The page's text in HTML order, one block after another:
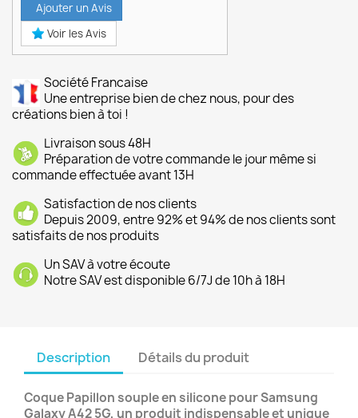
Ajouter un Avis
Voir les Avis
Société Francaise
Une entreprise bien de chez nous, pour des
créations bien à toi !
Livraison sous 48H
Préparation de votre commande le jour même si
commande effectuée avant 13H
Satisfaction de nos clients
Depuis 2009, entre 92% et 94% de nos clients sont
satisfaits de nos produits
Un SAV à votre écoute
Notre SAV est disponible 6/7J de 10h à 18H
Description Détails du produit
Coque Papillon souple en silicone pour Samsung
Galaxy A42 5G, un produit indispensable et unique